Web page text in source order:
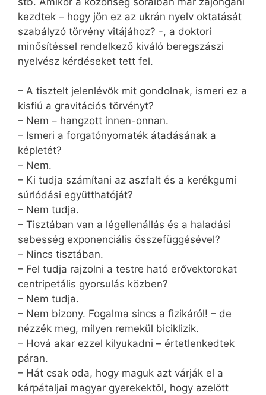
kezdtek – hogy jön ez az ukrán nyelv oktatását
szabályzó törvény vitájához? -, a doktori
minősítéssel rendelkező kiváló beregszászi
nyelvész kérdéseket tett fel.
– A tisztelt jelenlévők mit gondolnak, ismeri ez a
kisfiú a gravitációs törvényt?
– Nem – hangzott innen-onnan.
– Ismeri a forgatónyomaték átadásának a
képletét?
– Nem.
– Ki tudja számítani az aszfalt és a kerékgumi
súrlódási együtthatóját?
– Nem tudja.
– Tisztában van a légellenállás és a haladási
sebesség exponenciális összefüggésével?
– Nincs tisztában.
– Fel tudja rajzolni a testre ható erővektorokat
centripetális gyorsulás közben?
– Nem tudja.
– Nem bizony. Fogalma sincs a fizikáról! – de
nézzék meg, milyen remekül biciklizik.
– Hová akar ezzel kilyukadni – értetlenkedtek
páran.
– Hát csak oda, hogy maguk azt várják el a
kárpátaljai magyar gyerekektől, hogy azelőtt